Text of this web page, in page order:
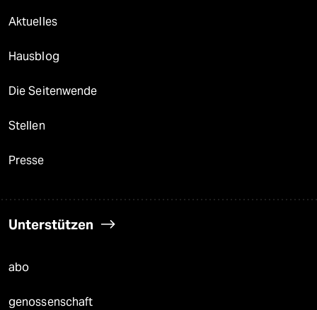
Aktuelles
Hausblog
Die Seitenwende
Stellen
Presse
Unterstützen
abo
genossenschaft